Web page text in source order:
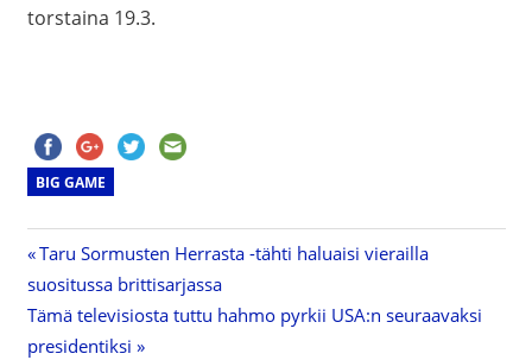
torstaina 19.3.
BIG GAME
Artikkelien
selaus
Previous
Post:
Taru Sormusten Herrasta -tähti haluaisi vierailla
suositussa brittisarjassa
Next
Post:
Tämä televisiosta tuttu hahmo pyrkii USA:n seuraavaksi
presidentiksi